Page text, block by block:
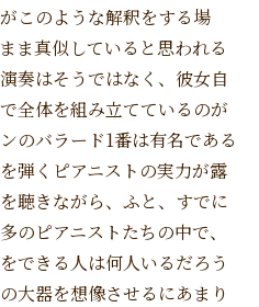
このような解釈をする場
ま真似していると思われる
奏はそうではなく、彼女自
全体を組み立てているのが
のバラード1番は有名である
弾くピアニストの実力が露
聴きながら、ふと、すでに
のピアニストたちの中で、
できる人は何人いるだろう
大器を想像させるにあまり